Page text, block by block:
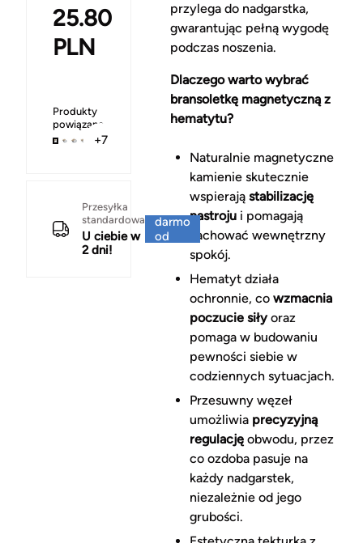
25.80
PLN
Produkty
powiązane
+7
Przesyłka
standardowa
U ciebie w
2 dni!
darmo
od
przylega do nadgarstka,
gwarantując pełną wygodę
podczas noszenia.
Dlaczego warto wybrać
bransoletkę magnetyczną z
hematytu?
Naturalnie magnetyczne
kamienie skutecznie
wspierają stabilizację
nastrojui pomagają
zachować wewnętrzny
spokój.
Hematyt działa
ochronnie, co wzmacnia
poczucie siłyoraz
pomaga w budowaniu
pewności siebie w
codziennych sytuacjach.
Przesuwny węzeł
umożliwia precyzyjną
regulacjęobwodu, przez
co ozdoba pasuje na
każdy nadgarstek,
niezależnie od jego
grubości.